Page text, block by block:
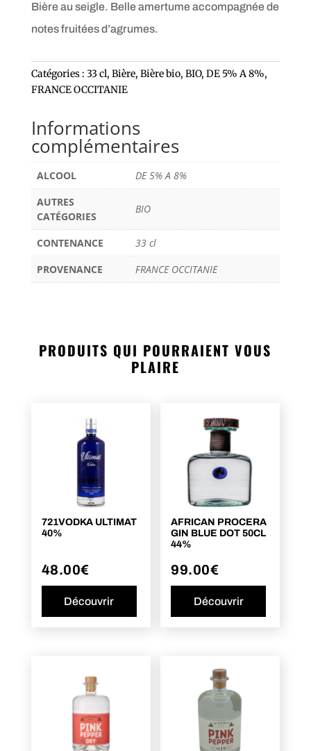
Bière au seigle. Belle amertume accompagnée de
notes fruitées d’agrumes.
Catégories : 33 cl, Bière, Bière bio, BIO, DE 5% A 8%,
FRANCE OCCITANIE
Informations
complémentaires
ALCOOL
DE 5% A 8%
AUTRES
CATÉGORIES
BIO
CONTENANCE
33 cl
PROVENANCE
FRANCE OCCITANIE
PRODUITS QUI POURRAIENT VOUS
PLAIRE
721VODKA ULTIMAT
40%
48.00€
Découvrir
AFRICAN PROCERA
GIN BLUE DOT 50CL
44%
99.00€
Découvrir